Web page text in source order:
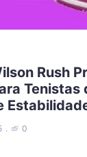
Rush
Tenistas
0